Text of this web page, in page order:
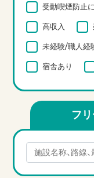
受動喫煙防止
高収入
未経験/職人経
宿舎あり
フ